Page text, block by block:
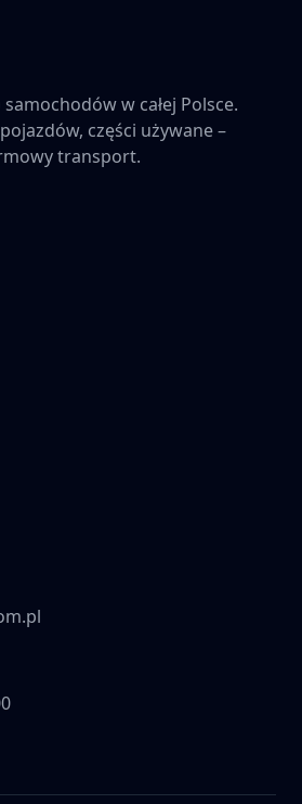
w całej Polsce.
części używane –
transport.